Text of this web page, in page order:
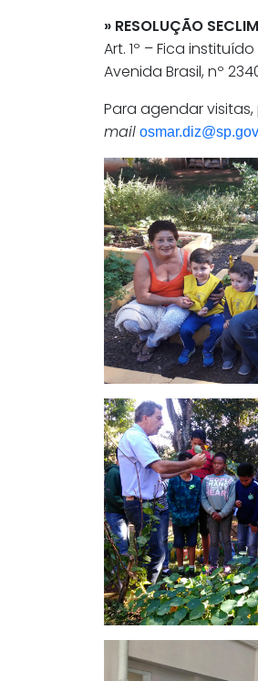
» RESOLUÇÃO
Art. 1º – Fica
Avenida Brasil, nº
Para agendar
mail